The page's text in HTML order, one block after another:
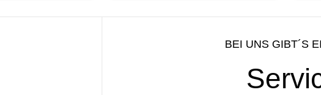
BEI UNS GIBT´S